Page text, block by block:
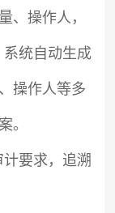
、操作人，
统自动生成
操作人等多
。
要求，追溯